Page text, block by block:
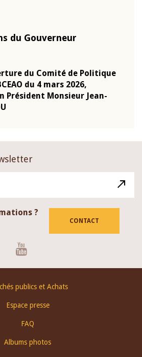
du Gouverneur
du Comité de Politique
du 4 mars 2026,
Président Monsieur Jean-
?
CONTACT
publics et Achats
Espace presse
FAQ
Albums photos